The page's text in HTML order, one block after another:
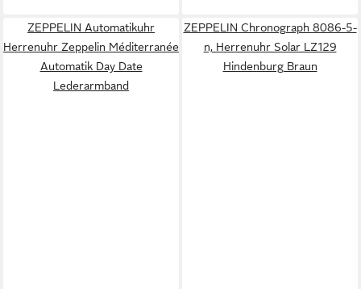
ZEPPELIN Automatikuhr
Herrenuhr Zeppelin Méditerranée
Automatik Day Date
Lederarmband
ZEPPELIN Chronograph 8086-5-
n, Herrenuhr Solar LZ129
Hindenburg Braun